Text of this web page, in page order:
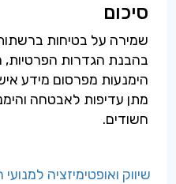
סיכום
שמירה על בטיחות
בהבנת הגדרות
הימנעות מפרסום מידע
מתן עדיפות לאבטחה
חשודים.
שיווק ואופטימיזציה למנועי